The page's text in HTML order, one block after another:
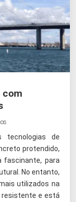
com
de
protendido,
fascinante, para
No entanto,
utilizados na
resistente e está